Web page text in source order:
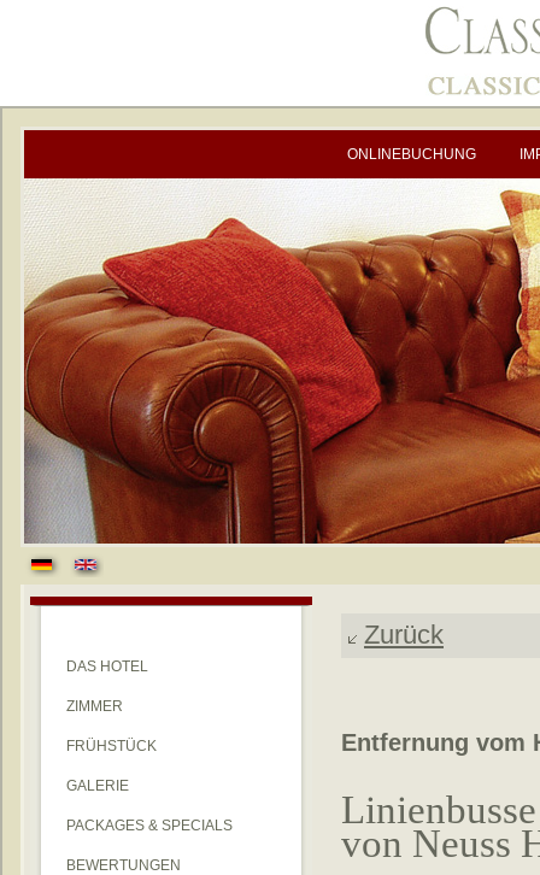
ONLINEBUCHUNG
DAS HOTEL
ZIMMER
FRÜHSTÜCK
GALERIE
PACKAGES & SPECIALS
BEWERTUNGEN
Zurück
Entfernung vom
von Neuss